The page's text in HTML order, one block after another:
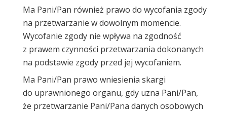
Ma Pani/Pan również prawo do wycofania zgody
na przetwarzanie w dowolnym momencie.
Wycofanie zgody nie wpływa na zgodność
z prawem czynności przetwarzania dokonanych
na podstawie zgody przed jej wycofaniem.
Ma Pani/Pan prawo wniesienia skargi
do uprawnionego organu, gdy uzna Pani/Pan,
że przetwarzanie Pani/Pana danych osobowych